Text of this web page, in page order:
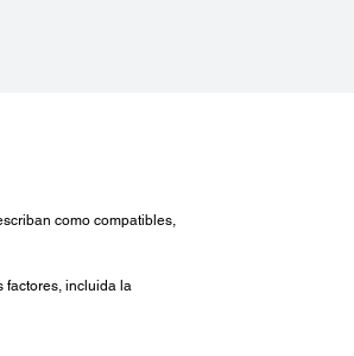
como compatibles,
factores, incluida la